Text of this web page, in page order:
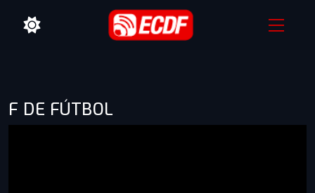
F DE FÚTBOL